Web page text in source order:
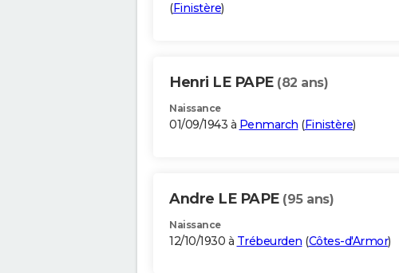
(Finistère)
Henri LE PAPE (82 ans)
Naissance
01/09/1943 à Penmarch (Finistère)
Andre LE PAPE (95 ans)
Naissance
12/10/1930 à Trébeurden (Côtes-d'Armor)